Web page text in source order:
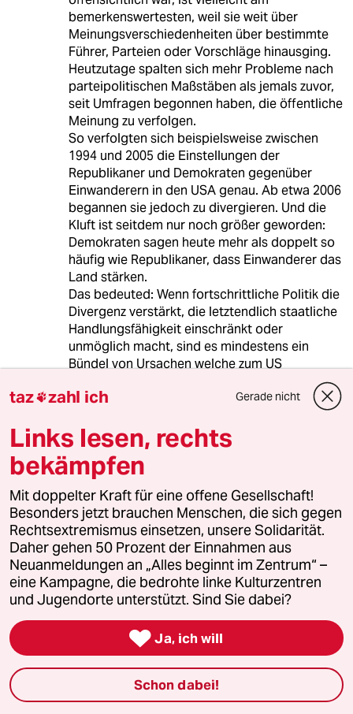
bemerkenswertesten, weil sie weit über
Meinungsverschiedenheiten über bestimmte
Führer, Parteien oder Vorschläge hinausging.
Heutzutage spalten sich mehr Probleme nach
parteipolitischen Maßstäben als jemals zuvor,
seit Umfragen begonnen haben, die öffentliche
Meinung zu verfolgen.
So verfolgten sich beispielsweise zwischen
1994 und 2005 die Einstellungen der
Republikaner und Demokraten gegenüber
Einwanderern in den USA genau. Ab etwa 2006
begannen sie jedoch zu divergieren. Und die
Kluft ist seitdem nur noch größer geworden:
Demokraten sagen heute mehr als doppelt so
häufig wie Republikaner, dass Einwanderer das
Land stärken.
Das bedeuted: Wenn fortschrittliche Politik die
Divergenz verstärkt, die letztendlich staatliche
Handlungsfähigkeit einschränkt oder
unmöglich macht, sind es mindestens ein
Bündel von Ursachen welche zum US
amerikanischen Disaster geführt haben. Allein
fortschrittliche Politik zu gestalten wird nicht
Divergenz/Spaltung zu überwinden.
TB Tom Berger
03.12.2020,11:58 Uhr
Biden war eigentlich der ideale Kandidat und
er wurde von den Amerikanern sicher nicht
gewählt, um die Trump-Verrücktheiten gegen
Experimente linker Idealisten zu ersetzen,
sondern um vernünftige, maßvolle, realistische
Politik zu betreiben, also "langweilige" normale
Politik. Politik ist ja auch kein Show-Business,
das man nach dem Unterhaltungsgrad messen
sollte, Das gab es jetzt lang genug.
taz zahl ich Gerade nicht
Links lesen, rechts
bekämpfen
Mit doppelter Kraft für eine offene Gesellschaft!
Besonders jetzt brauchen Menschen, die sich gegen
Rechtsextremismus einsetzen, unsere Solidarität.
Daher gehen 50 Prozent der Einnahmen aus
Neuanmeldungen an „Alles beginnt im Zentrum“ –
eine Kampagne, die bedrohte linke Kulturzentren
und Jugendorte unterstützt. Sind Sie dabei?
 Ja, ich will
Schon dabei!